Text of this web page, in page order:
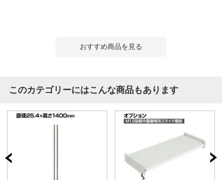
おすすめ商品を見る
このカテゴリーにはこんな商品もあります